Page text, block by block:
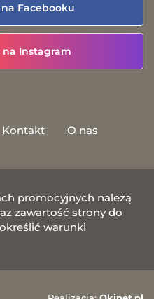
Facebooku
na Instagram
Kontakt
O nas
promocyjnych należą
zawartość strony do
warunki